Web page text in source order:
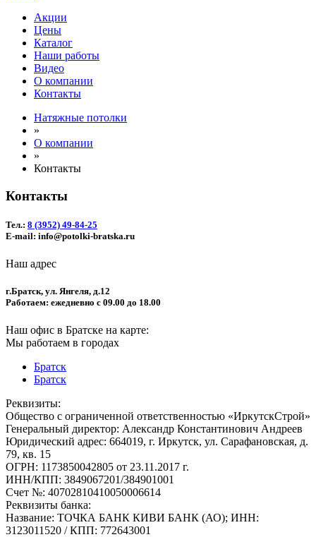
Акции
Цены
Каталог
Наши работы
Видео
О компании
Контакты
Натяжные потолки
»
О компании
»
Контакты
Контакты
Тел.: 8 (3952) 49-84-25
E-mail: info@potolki-bratska.ru
Наш адрес
г.Братск, ул. Янгеля, д.12
Работаем: ежедневно с 09.00 до 18.00
Наш офис в Братске на карте:
Мы работаем в городах
Братск
Братск
Реквизиты:
Общество с ограниченной ответственностью «ИркутскСтрой»
Генеральный директор: Александр Константинович Андреев
Юридический адрес: 664019, г. Иркутск, ул. Сарафановская, д.
79, кв. 15
ОГРН: 1173850042805 от 23.11.2017 г.
ИНН/КПП: 3849067201/384901001
Счет №: 40702810410050006614
Реквизиты банка:
Название: ТОЧКА БАНК КИВИ БАНК (АО); ИНН:
3123011520 / КПП: 772643001